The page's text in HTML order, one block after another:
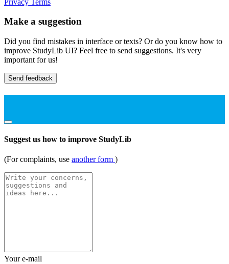
Make a suggestion
Did you find mistakes in interface or texts? Or do you know how to
improve StudyLib UI? Feel free to send suggestions. It's very
important for us!
Send feedback
Suggest us how to improve StudyLib
(For complaints, use another form )
Your e-mail